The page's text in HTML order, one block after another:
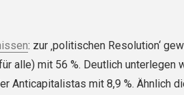
: zur ‚politischen Resolution‘
alle) mit 56 %. Deutlich unterlegen
Anticapitalistas mit 8,9 %. Ähnlich